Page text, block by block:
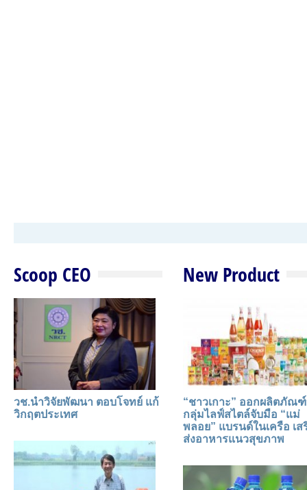
Scoop CEO
วช.นำวิจัยพัฒนา ตอบโจทย์ แก้
วิกฤตประเทศ
New Product
“ชาวเกาะ” ออกผลิตภัณ
กลุ่มไลฟ์สไตล์จับมือ “แม่
พลอย” แบรนด์ในเครือ เ
ส่งอาหารแนวสุขภาพ